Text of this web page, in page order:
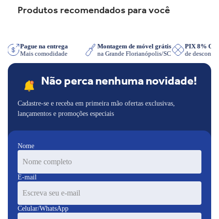
Produtos recomendados para você
Pague na entrega
Mais comodidade
Montagem de móvel grátis
na Grande Florianópolis/SC
PIX 8%
de
Não perca nenhuma novidade!
Cadastre-se e receba em primeira mão ofertas exclusivas,
lançamentos e promoções especiais
Nome
E-mail
Celular/WhatsApp